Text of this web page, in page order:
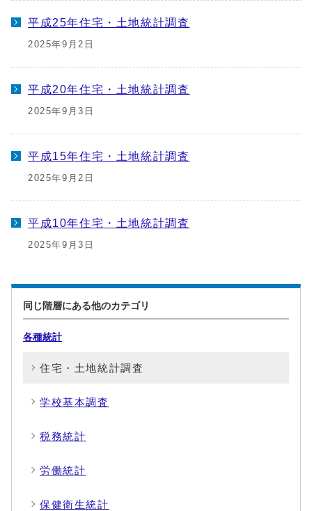
平成25年住宅・土地統計調査
2025年9月2日
平成20年住宅・土地統計調査
2025年9月3日
平成15年住宅・土地統計調査
2025年9月2日
平成10年住宅・土地統計調査
2025年9月3日
同じ階層にある他のカテゴリ
各種統計
住宅・土地統計調査
学校基本調査
税務統計
労働統計
保健衛生統計